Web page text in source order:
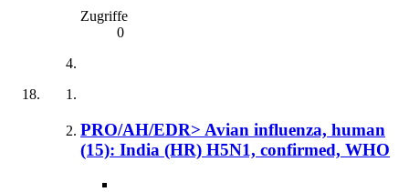
Zugriffe
0
PRO/AH/EDR> Avian influenza, human
(15): India (HR) H5N1, confirmed, WHO